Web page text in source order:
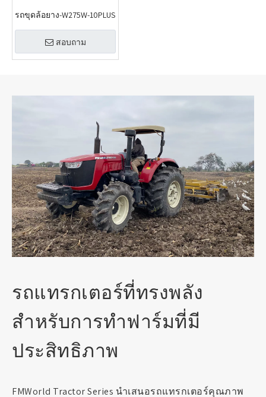
รถขุดล้อยาง-W275W-10PLUS
สอบถาม
รถแทรกเตอร์ที่ทรงพลัง
สำหรับการทำฟาร์มที่มี
ประสิทธิภาพ
FMWorld Tractor Series นำเสนอรถแทรกเตอร์คุณภาพ